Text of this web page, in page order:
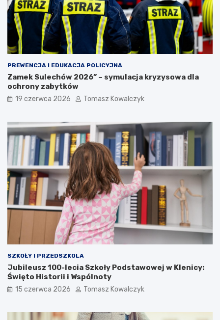
PREWENCJA I EDUKACJA POLICYJNA
Zamek Sulechów 2026” – symulacja kryzysowa dla
ochrony zabytków
19 czerwca 2026 Tomasz Kowalczyk
SZKOŁY I PRZEDSZKOLA
Jubileusz 100-lecia Szkoły Podstawowej w Klenicy:
Święto Historii i Wspólnoty
15 czerwca 2026 Tomasz Kowalczyk